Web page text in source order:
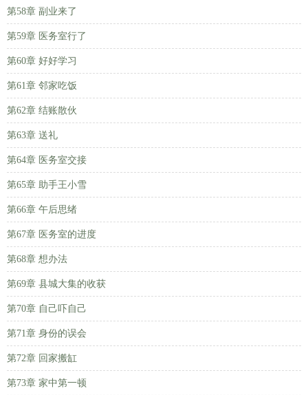
第58章 副业来了
第59章 医务室行了
第60章 好好学习
第61章 邻家吃饭
第62章 结账散伙
第63章 送礼
第64章 医务室交接
第65章 助手王小雪
第66章 午后思绪
第67章 医务室的进度
第68章 想办法
第69章 县城大集的收获
第70章 自己吓自己
第71章 身份的误会
第72章 回家搬缸
第73章 家中第一顿